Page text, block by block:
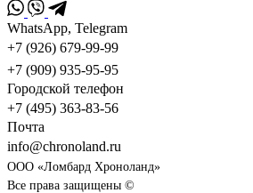
WhatsApp, Telegram
+7 (926) 679-99-99
+7 (909) 935-95-95
Городской телефон
+7 (495) 363-83-56
Почта
info@chronoland.ru
ООО «Ломбард Хроноланд»
Все права защищены ©